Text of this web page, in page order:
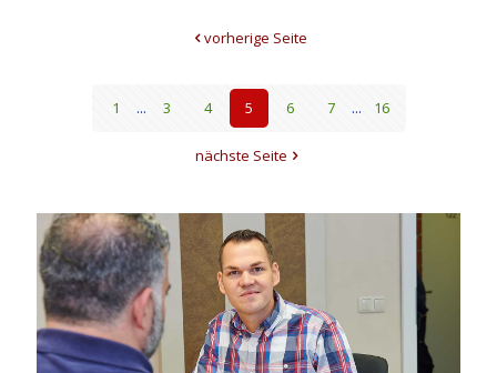
vorherige Seite
1 ... 3 4 5 6 7 ... 16
nächste Seite